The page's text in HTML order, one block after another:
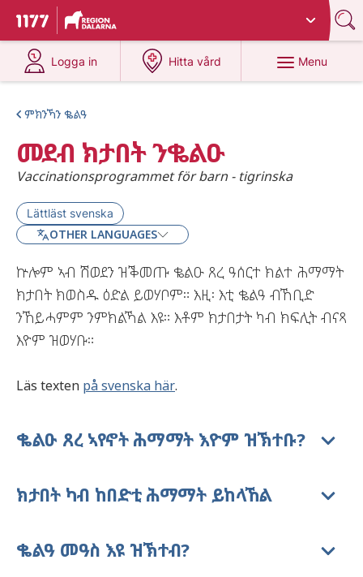
To start page for 1177
Du har valt region
Logga in
at 1177.se
Hitta vård
at 1177.se
Menu
ምክንኻን ቈልዓ
መደብ ክታበት ንቈልዑ
Vaccinationsprogrammet för barn - tigrinska
Lättläst svenska
OTHER LANGUAGES
ኵሎም ኣብ ሽወደን ዝቕመጡ ቈልዑ ጸረ ዓሰርተ ክልተ ሕማማት
ክታበት ክወስዱ ዕድል ይወሃቦም። እዚ፡ እቲ ቈልዓ ብኸቢድ
ንኸይሓምም ንምክልኻል እዩ። እቶም ክታበታት ካብ ክፍሊት ብናጻ
እዮም ዝወሃቡ።
Läs texten på svenska här.
ቈልዑ ጸረ ኣየኖት ሕማማት እዮም ዝኽተቡ?
ክታበት ካብ ከበድቲ ሕማማት ይከላኸል
ቈልዓ መዓስ እዩ ዝኽተብ?